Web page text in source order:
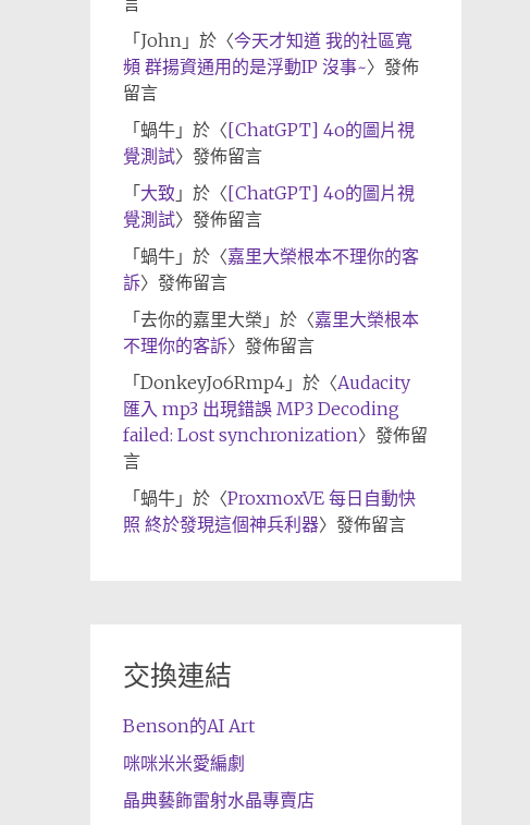
「 John」於〈今天才知道 我的社區寬
頻 群揚資通用的是浮動IP 沒事~〉發佈
留言
「 蝸牛」於〈[ChatGPT] 4o的圖片視
覺測試〉發佈留言
「 大致 」於〈[ChatGPT] 4o的圖片視
覺測試〉發佈留言
「 蝸牛」於〈嘉里大榮根本不理你的客
訴〉發佈留言
「 去你的嘉里大榮 」於〈嘉里大榮根本
不理你的客訴〉發佈留言
「 DonkeyJo6Rmp4」於〈Audacity
匯入 mp3 出現錯誤 MP3 Decoding
failed: Lost synchronization〉發佈留
言
「 蝸牛」於〈ProxmoxVE 每日自動快
照 終於發現這個神兵利器〉發佈留言
交換連結
Benson的AI Art
咪咪米米愛編劇
晶典藝飾雷射水晶專賣店